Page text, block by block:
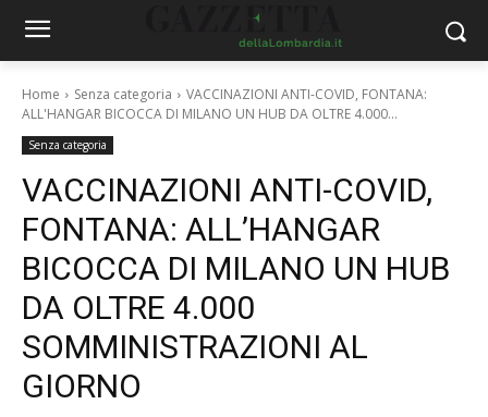
Home Senza categoria
VACCINAZIONI ANTI-COVID, FONTANA:
ALL'HANGAR BICOCCA DI MILANO UN HUB DA OLTRE 4.000...
Senza categoria
VACCINAZIONI ANTI-COVID,
FONTANA: ALL’HANGAR
BICOCCA DI MILANO UN HUB
DA OLTRE 4.000
SOMMINISTRAZIONI AL
GIORNO